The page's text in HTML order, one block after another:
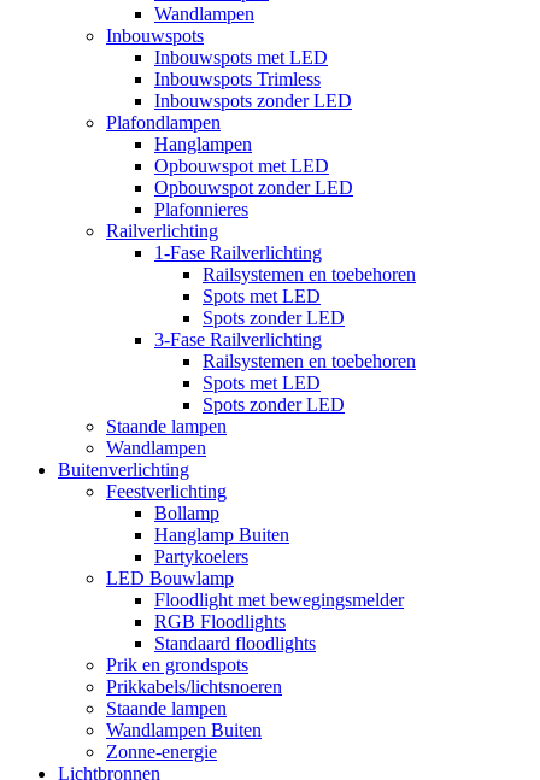
Wandlampen
Inbouwspots
Inbouwspots met LED
Inbouwspots Trimless
Inbouwspots zonder LED
Plafondlampen
Hanglampen
Opbouwspot met LED
Opbouwspot zonder LED
Plafonnieres
Railverlichting
1-Fase Railverlichting
Railsystemen en toebehoren
Spots met LED
Spots zonder LED
3-Fase Railverlichting
Railsystemen en toebehoren
Spots met LED
Spots zonder LED
Staande lampen
Wandlampen
Buitenverlichting
Feestverlichting
Bollamp
Hanglamp Buiten
Partykoelers
LED Bouwlamp
Floodlight met bewegingsmelder
RGB Floodlights
Standaard floodlights
Prik en grondspots
Prikkabels/lichtsnoeren
Staande lampen
Wandlampen Buiten
Zonne-energie
Lichtbronnen